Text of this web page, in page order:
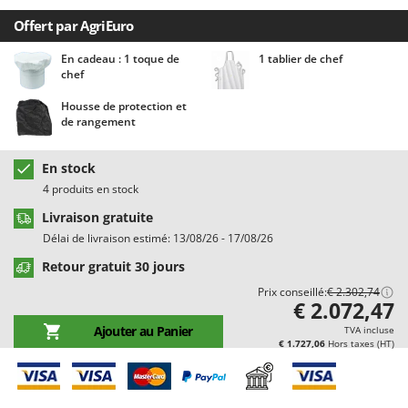
Chaudrons électriques pour polenta
Cisailles à gazon à batterie
Cisailles taille-haies manuelles
Compresseurs d'air électriques
Compresseurs pour la récolte des olives et la taille
Coupe-bordures - Trimmers
Couveuses à œufs
Cultivateurs Tiller à ressorts - Extirpateurs
Débroussailleuses
Décompacteurs agricoles
Découpeurs plasma
Déplaqueuses de gazon
Barbieri
Batavia
Benassi
Berkel
Bernardi
Bertolini Pumps
Bestway
Beta tools
Black & Decker
BlackStone
Blue Bird
Offert par AgriEuro
En cadeau : 1 toque de
chef
1 tablier de chef
Housse de protection et
de rangement
En stock
4 produits en stock
Livraison gratuite
Délai de livraison estimé: 13/08/26 - 17/08/26
Retour gratuit 30 jours
Prix conseillé:€ 2.302,74
Ajouter au Panier
€ 2.072,47
TVA incluse
€ 1.727,06 Hors taxes (HT)